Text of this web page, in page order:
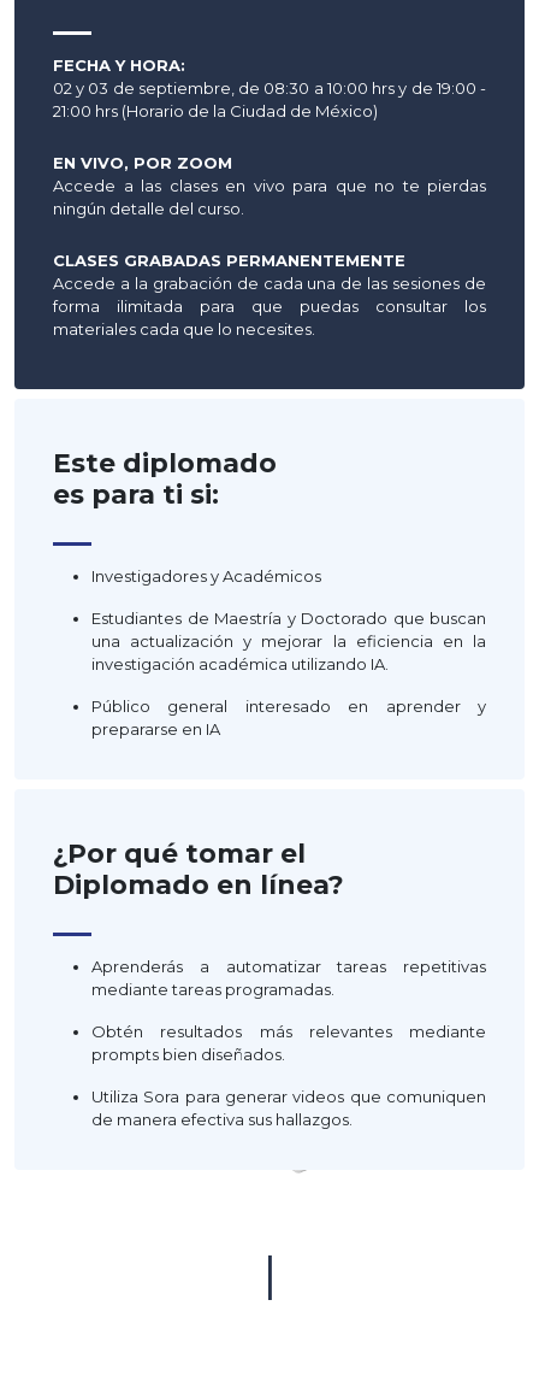
—
FECHA Y HORA:
02 y 03 de septiembre, de 08:30 a 10:00 hrs y de 19:00 -
21:00 hrs (Horario de la Ciudad de México)
EN VIVO, POR ZOOM
Accede a las clases en vivo para que no te pierdas
ningún detalle del curso.
CLASES GRABADAS PERMANENTEMENTE
Accede a la grabación de cada una de las sesiones de
forma ilimitada para que puedas consultar los
materiales cada que lo necesites.
Este diplomado
es para ti si:
—
Investigadores y Académicos
Estudiantes de Maestría y Doctorado que buscan
una actualización y mejorar la eficiencia en la
investigación académica utilizando IA.
Público general interesado en aprender y
prepararse en IA
¿Por qué tomar el
Diplomado en línea?
—
Aprenderás a automatizar tareas repetitivas
mediante tareas programadas.
Obtén resultados más relevantes mediante
prompts bien diseñados.
Utiliza Sora para generar videos que comuniquen
de manera efectiva sus hallazgos.
|